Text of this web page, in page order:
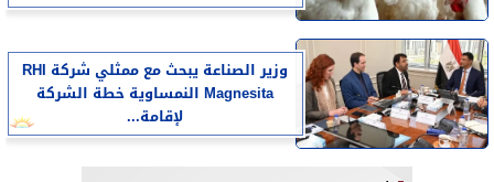
وزير الصناعة يبحث مع ممثلي شركة RHI
Magnesita النمساوية خطة الشركة
لإقامة...